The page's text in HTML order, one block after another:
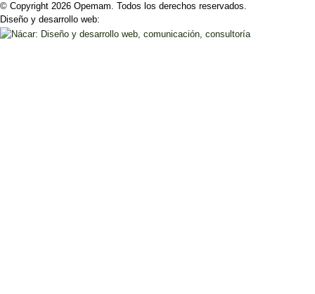
© Copyright 2026 Opemam. Todos los derechos reservados.
Diseño y desarrollo web: